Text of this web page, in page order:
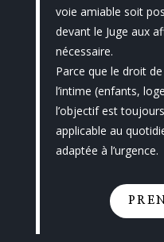
voie amiable soit
devant le Juge aux
nécessaire.
Parce que le droit
l’intime (enfants,
l’objectif est
applicable au
adaptée à l’urgence.